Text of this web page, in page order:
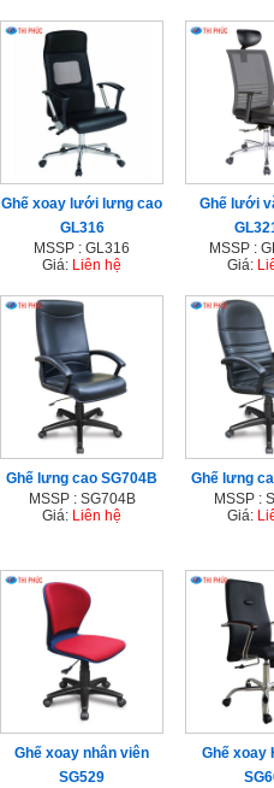
Ghế xoay lưới lưng cao
GL316
MSSP : GL316
Giá: Liên hệ
Ghế lưới
MSSP :
Giá:
Ghế lưng cao SG704B
MSSP : SG704B
Giá: Liên hệ
Ghế lưng
MSSP :
Giá:
Ghế xoay nhân viên
SG529
Ghế xoay